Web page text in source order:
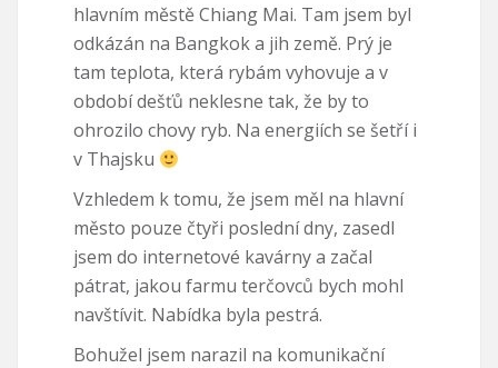
hlavním městě Chiang Mai. Tam jsem byl
odkázán na Bangkok a jih země. Prý je
tam teplota, která rybám vyhovuje a v
období dešťů neklesne tak, že by to
ohrozilo chovy ryb. Na energiích se šetří i
v Thajsku
Vzhledem k tomu, že jsem měl na hlavní
město pouze čtyři poslední dny, zasedl
jsem do internetové kavárny a začal
pátrat, jakou farmu terčovců bych mohl
navštívit. Nabídka byla pestrá.
Bohužel jsem narazil na komunikační